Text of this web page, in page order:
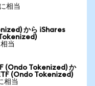
相当
から iShares
当
(Ondo Tokenized) か
(Ondo Tokenized)
相当